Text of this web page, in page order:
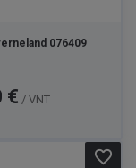
076409
€ / VNT
favorite_border